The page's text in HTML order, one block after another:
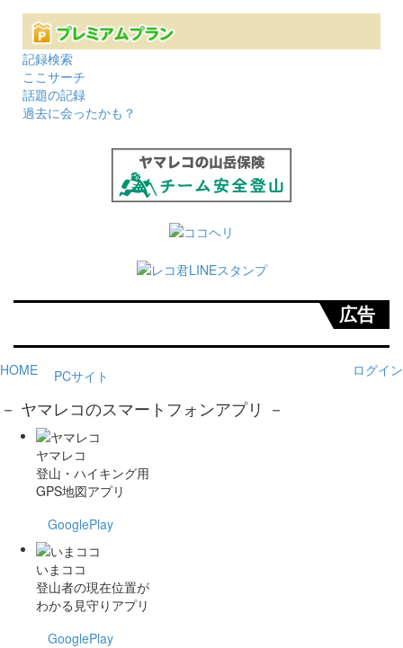
記録検索
ここサーチ
話題の記録
過去に会ったかも？
広告
HOME ログイン
PCサイト
－ ヤマレコのスマートフォンアプリ －
ヤマレコ
登山・ハイキング用
GPS地図アプリ
GooglePlay
いまココ
登山者の現在位置が
わかる見守りアプリ
GooglePlay